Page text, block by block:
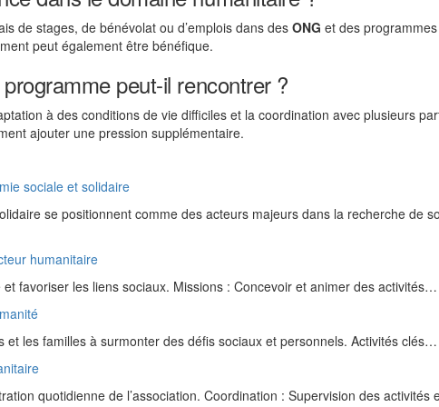
de stages, de bénévolat ou d’emplois dans des ONG et des
peut également être bénéfique.
peut-il rencontrer ?
à des conditions de vie difficiles et la coordination avec plusieurs
ajouter une pression supplémentaire.
sociale et solidaire
se positionnent comme des acteurs majeurs dans la recherche de
humanitaire
favoriser les liens sociaux. Missions : Concevoir et animer des activités…
et les familles à surmonter des défis sociaux et personnels. Activités clés…
quotidienne de l’association. Coordination : Supervision des activités